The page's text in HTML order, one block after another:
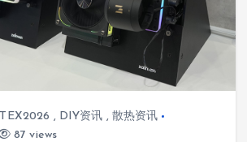
, DIY资讯 ,散热资讯
87 views